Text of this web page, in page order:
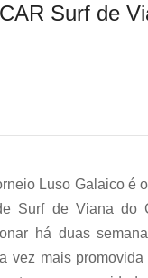
Surf de
Luso Galaico é
Surf de Viana do
há duas
vez mais